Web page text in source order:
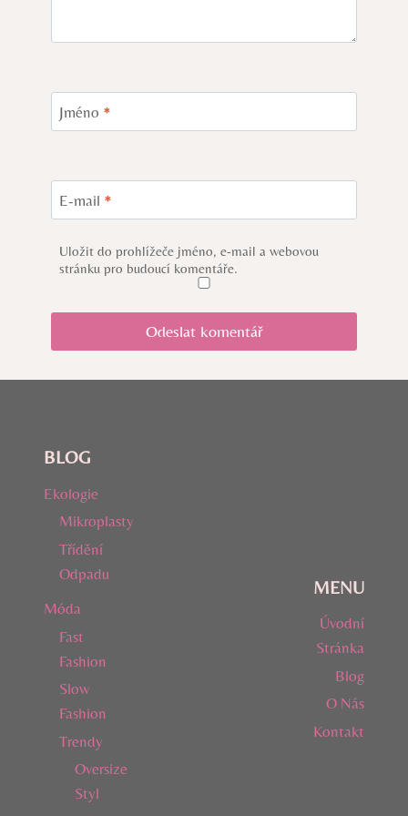
Jméno *
E-mail *
Uložit do prohlížeče jméno, e-mail a webovou
stránku pro budoucí komentáře.
BLOG
Ekologie
Mikroplasty
Třídění
Odpadu
Móda
Fast
Fashion
Slow
Fashion
Trendy
Oversize
Styl
MENU
Úvodní
Stránka
Blog
O Nás
Kontakt